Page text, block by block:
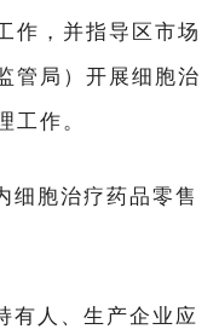
作，并指导区市场
管局）开展细胞治
工作。
细胞治疗药品零售
有人、生产企业应